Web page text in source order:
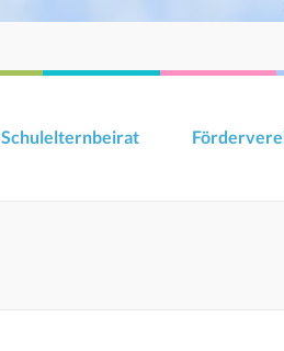
Schulelternbeirat